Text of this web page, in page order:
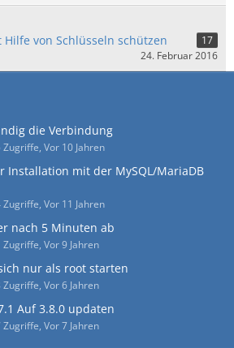
Hilfe von Schlüsseln schützen
17
24. Februar 2016
die Verbindung
Vor 10 Jahren
Installation mit der MySQL/MariaDB
Vor 11 Jahren
nach 5 Minuten ab
Vor 9 Jahren
nur als root starten
Vor 6 Jahren
Auf 3.8.0 updaten
Vor 7 Jahren